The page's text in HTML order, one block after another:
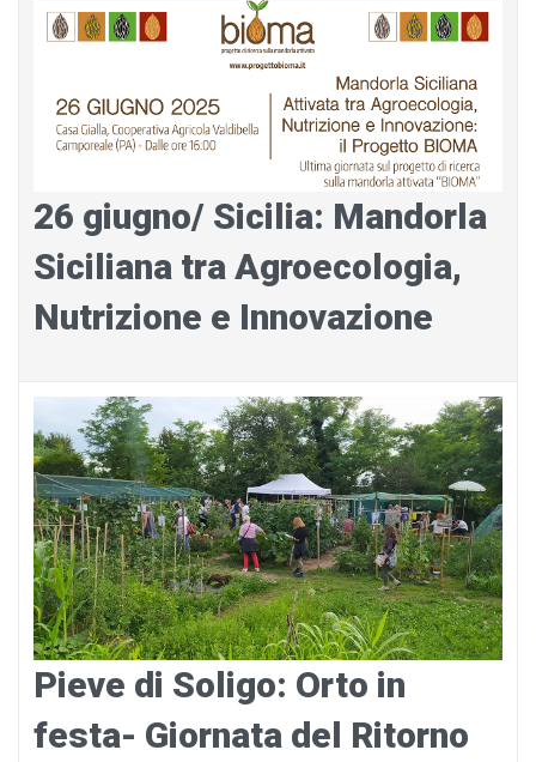
26 giugno/ Sicilia: Mandorla
Siciliana tra Agroecologia,
Nutrizione e Innovazione
Pieve di Soligo: Orto in
festa- Giornata del Ritorno